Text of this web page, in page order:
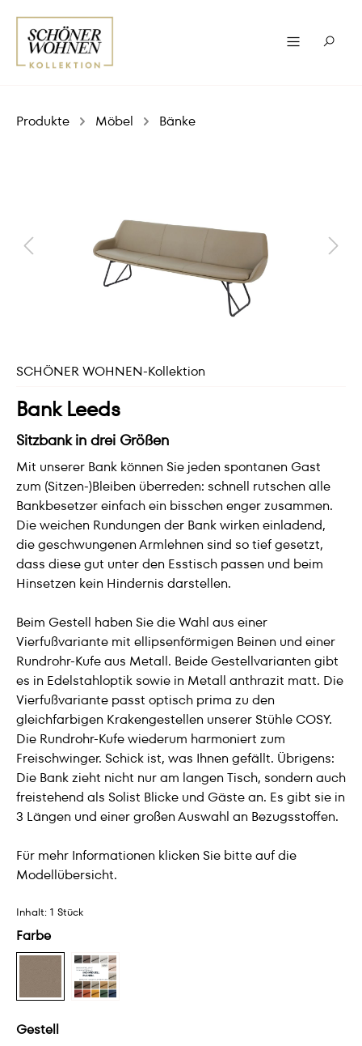
Produkte Möbel Bänke
SCHÖNER WOHNEN-Kollektion
Bank Leeds
Sitzbank in drei Größen
Mit unserer Bank können Sie jeden spontanen Gast
zum (Sitzen-)Bleiben überreden: schnell rutschen alle
Bankbesetzer einfach ein bisschen enger zusammen.
Die weichen Rundungen der Bank wirken einladend,
die geschwungenen Armlehnen sind so tief gesetzt,
dass diese gut unter den Esstisch passen und beim
Hinsetzen kein Hindernis darstellen.
Beim Gestell haben Sie die Wahl aus einer
Vierfußvariante mit ellipsenförmigen Beinen und einer
Rundrohr-Kufe aus Metall. Beide Gestellvarianten gibt
es in Edelstahloptik sowie in Metall anthrazit matt. Die
Vierfußvariante passt optisch prima zu den
gleichfarbigen Krakengestellen unserer Stühle COSY.
Die Rundrohr-Kufe wiederum harmoniert zum
Freischwinger. Schick ist, was Ihnen gefällt. Übrigens:
Die Bank zieht nicht nur am langen Tisch, sondern auch
freistehend als Solist Blicke und Gäste an. Es gibt sie in
3 Längen und einer großen Auswahl an Bezugsstoffen.
Für mehr Informationen klicken Sie bitte auf die
Modellübersicht.
Inhalt: 1 Stück
Farbe
Gestell